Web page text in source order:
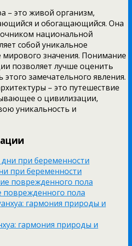
– это живой организм,
и обогащающийся. Она
национальной
собой уникальное
мирового значения. Понимание
позволяет лучше оценить
этого замечательного явления.
– это путешествие
о цивилизации,
уникальность и
при беременности
поврежденного пола
гармония природы и